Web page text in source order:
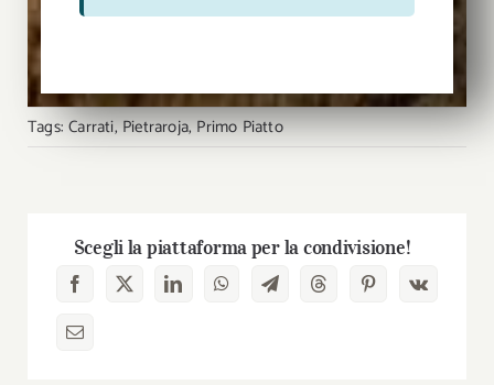
Tags:Carrati,Pietraroja,Primo Piatto
Scegli la piattaforma per la condivisione!